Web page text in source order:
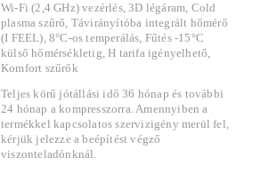
Wi-Fi (2,4 GHz) vezérlés, 3D légáram, Cold
plasma szűrő, Távirányítóba integrált hőmérő
(I FEEL), 8°C-os temperálás, Fűtés -15°C
külső hőmérsékletig, H tarifa igényelhető,
Komfort szűrők
Teljes körű jótállási idő 36 hónap és további
24 hónap a kompresszorra. Amennyiben a
termékkel kapcsolatos szervizigény merül fel,
kérjük jelezze a beépítést végző
viszonteladónknál.